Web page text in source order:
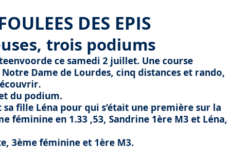
DES EPIS
trois podiums
ce samedi 2 juillet. Une course
Dame de Lourdes, cinq distances et rando,
du podium.
fille Léna pour qui s’était une première sur la
féminine en 1.33 ,53, Sandrine 1ère M3 et
3ème féminine et 1ère M3.